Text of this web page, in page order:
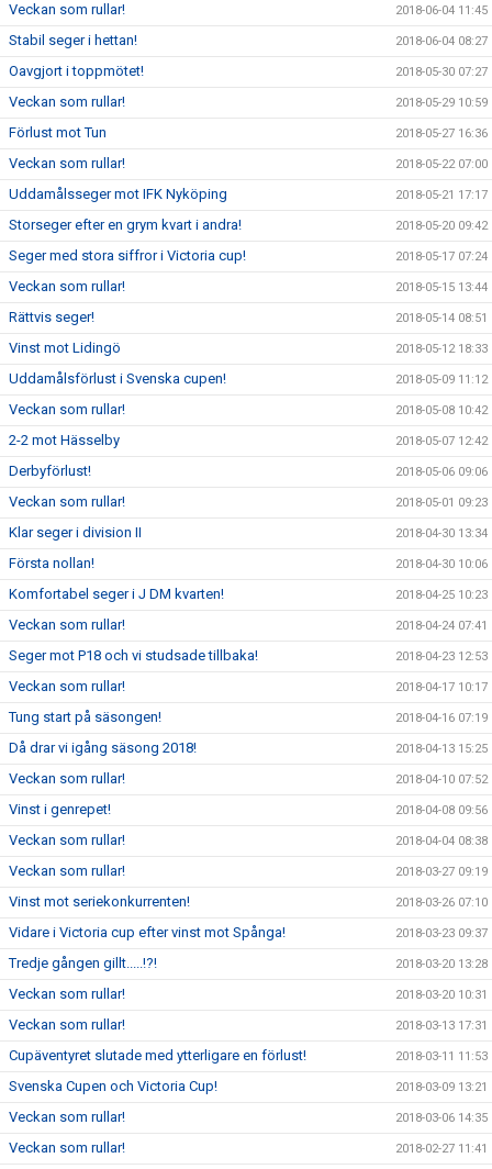
Veckan som rullar! 2018-06-04 11:45
Stabil seger i hettan! 2018-06-04 08:27
Oavgjort i toppmötet! 2018-05-30 07:27
Veckan som rullar! 2018-05-29 10:59
Förlust mot Tun 2018-05-27 16:36
Veckan som rullar! 2018-05-22 07:00
Uddamålsseger mot IFK Nyköping 2018-05-21 17:17
Storseger efter en grym kvart i andra! 2018-05-20 09:42
Seger med stora siffror i Victoria cup! 2018-05-17 07:24
Veckan som rullar! 2018-05-15 13:44
Rättvis seger! 2018-05-14 08:51
Vinst mot Lidingö 2018-05-12 18:33
Uddamålsförlust i Svenska cupen! 2018-05-09 11:12
Veckan som rullar! 2018-05-08 10:42
2-2 mot Hässelby 2018-05-07 12:42
Derbyförlust! 2018-05-06 09:06
Veckan som rullar! 2018-05-01 09:23
Klar seger i division II 2018-04-30 13:34
Första nollan! 2018-04-30 10:06
Komfortabel seger i J DM kvarten! 2018-04-25 10:23
Veckan som rullar! 2018-04-24 07:41
Seger mot P18 och vi studsade tillbaka! 2018-04-23 12:53
Veckan som rullar! 2018-04-17 10:17
Tung start på säsongen! 2018-04-16 07:19
Då drar vi igång säsong 2018! 2018-04-13 15:25
Veckan som rullar! 2018-04-10 07:52
Vinst i genrepet! 2018-04-08 09:56
Veckan som rullar! 2018-04-04 08:38
Veckan som rullar! 2018-03-27 09:19
Vinst mot seriekonkurrenten! 2018-03-26 07:10
Vidare i Victoria cup efter vinst mot Spånga! 2018-03-23 09:37
Tredje gången gillt.....!?! 2018-03-20 13:28
Veckan som rullar! 2018-03-20 10:31
Veckan som rullar! 2018-03-13 17:31
Cupäventyret slutade med ytterligare en förlust! 2018-03-11 11:53
Svenska Cupen och Victoria Cup! 2018-03-09 13:21
Veckan som rullar! 2018-03-06 14:35
Veckan som rullar! 2018-02-27 11:41